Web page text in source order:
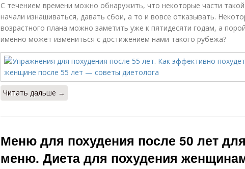
С течением времени можно обнаружить, что некоторые части
начали изнашиваться, давать сбои, а то и вовсе отказывать.
возрастного плана можно заметить уже к пятидесяти годам, а
именно может измениться с достижением нами такого рубежа?
Читать дальше →
Меню для похудения после 50 лет
меню. Диета для похудения